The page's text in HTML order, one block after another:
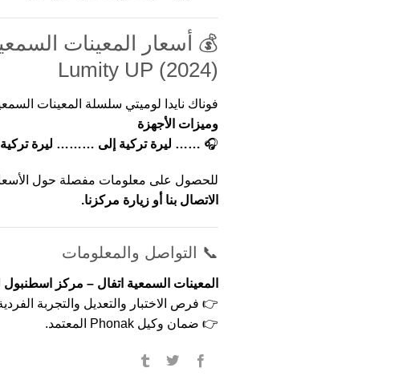
Lumity UP (2024)
فوناك نايدا لوميتي سلسلة المعينات
وميزات الأجهزة
🎧 …… ليرة تركية إلى ……… ليرة تركية
للحصول على معلومات مفصلة حول
الاتصال بنا أو زيارة مركزنا.
📞 التواصل والمعلومات
المعينات السمعية اتفال – مركز
👉 فرص الاختبار والتعديل والتجربة
👉 ضمان وكيل Phonak المعتمد.